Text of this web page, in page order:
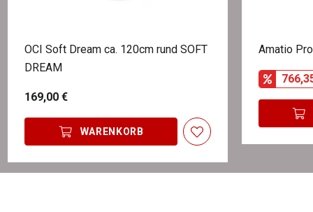
OCI Soft Dream ca. 120cm rund SOFT
DREAM
169,00 €
WARENKORB
Amatio